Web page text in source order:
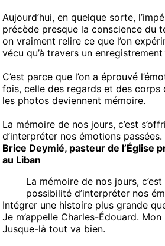
Aujourd’hui, en quelque sorte,
précède presque la conscience du
on vraiment relire ce que l’on
vécu qu’à travers un enregistrement
C’est parce que l’on a éprouvé
fois, celle des regards et des corps
les photos deviennent mémoire.
La mémoire de nos jours, c’est
d’interpréter nos émotions passées.
Brice Deymié, pasteur de l’Église
au Liban
La mémoire de nos jours, c’est
possibilité d’interpréter nos
Intégrer une histoire plus grande
Je m’appelle Charles-Édouard.
Jusque-là tout va bien.